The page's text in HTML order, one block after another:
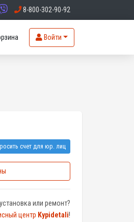
8-800-302-90-92
Войти
счет для юр. лиц
или ремонт?
центр Kypidetali!